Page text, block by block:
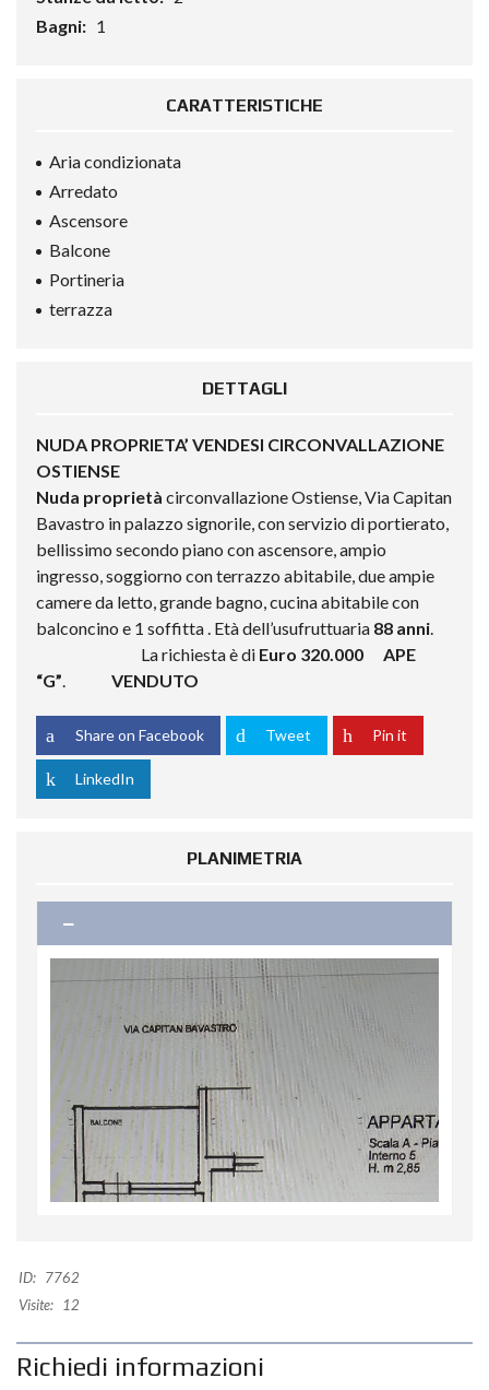
Bagni: 1
CARATTERISTICHE
Aria condizionata
Arredato
Ascensore
Balcone
Portineria
terrazza
DETTAGLI
NUDA PROPRIETA’ VENDESI CIRCONVALLAZIONE
OSTIENSE
Nuda proprietà circonvallazione Ostiense, Via Capitan
Bavastro in palazzo signorile, con servizio di portierato,
bellissimo secondo piano con ascensore, ampio
ingresso, soggiorno con terrazzo abitabile, due ampie
camere da letto, grande bagno, cucina abitabile con
balconcino e 1 soffitta . Età dell’usufruttuaria 88 anni.
La richiesta è di Euro 320.000 APE
“G”. VENDUTO
Share on Facebook Tweet Pin it
LinkedIn
PLANIMETRIA
ID: 7762
Visite:
12
Richiedi informazioni